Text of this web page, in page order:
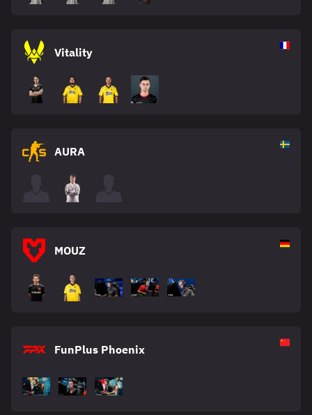
Vitality
AURA
MOUZ
FunPlus Phoenix